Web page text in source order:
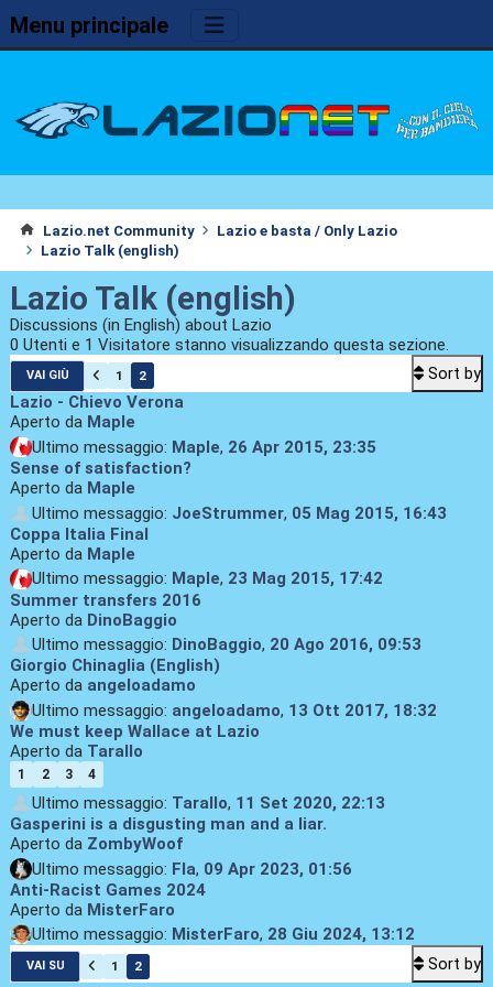
Menu principale
Lazio.net Community
Lazio e basta / Only Lazio
Lazio Talk (english)
Lazio Talk (english)
Discussions (in English) about Lazio
0 Utenti e 1 Visitatore stanno visualizzando questa sezione.
VAI GIÙ 1 2
Sort by
Lazio - Chievo Verona
Aperto da Maple
Ultimo messaggio: Maple, 26 Apr 2015, 23:35
Sense of satisfaction?
Aperto da Maple
Ultimo messaggio: JoeStrummer, 05 Mag 2015, 16:43
Coppa Italia Final
Aperto da Maple
Ultimo messaggio: Maple, 23 Mag 2015, 17:42
Summer transfers 2016
Aperto da DinoBaggio
Ultimo messaggio: DinoBaggio, 20 Ago 2016, 09:53
Giorgio Chinaglia (English)
Aperto da angeloadamo
Ultimo messaggio: angeloadamo, 13 Ott 2017, 18:32
We must keep Wallace at Lazio
Aperto da Tarallo
1 2 3 4
Ultimo messaggio: Tarallo, 11 Set 2020, 22:13
Gasperini is a disgusting man and a liar.
Aperto da ZombyWoof
Ultimo messaggio: Fla, 09 Apr 2023, 01:56
Anti-Racist Games 2024
Aperto da MisterFaro
Ultimo messaggio: MisterFaro, 28 Giu 2024, 13:12
VAI SU 1 2 Sort by